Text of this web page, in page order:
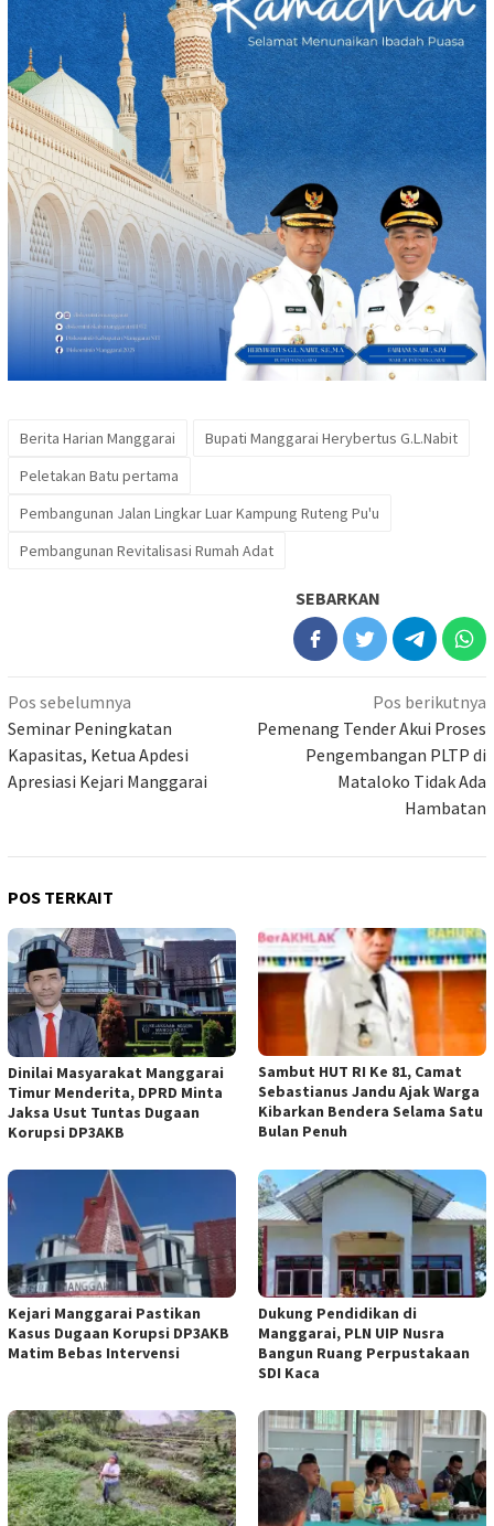
Berita Harian Manggarai
Bupati Manggarai Herybertus G.L.Nabit
Peletakan Batu pertama
Pembangunan Jalan Lingkar Luar Kampung Ruteng Pu'u
Pembangunan Revitalisasi Rumah Adat
SEBARKAN
Navigasi
pos
Pos sebelumnya
Seminar Peningkatan
Kapasitas, Ketua Apdesi
Apresiasi Kejari Manggarai
Pos berikutnya
Pemenang Tender Akui Proses
Pengembangan PLTP di
Mataloko Tidak Ada
Hambatan
POS TERKAIT
Dinilai Masyarakat Manggarai
Timur Menderita, DPRD Minta
Jaksa Usut Tuntas Dugaan
Korupsi DP3AKB
Sambut HUT RI Ke 81, Camat
Sebastianus Jandu Ajak Warga
Kibarkan Bendera Selama Satu
Bulan Penuh
Kejari Manggarai Pastikan
Kasus Dugaan Korupsi DP3AKB
Matim Bebas Intervensi
Dukung Pendidikan di
Manggarai, PLN UIP Nusra
Bangun Ruang Perpustakaan
SDI Kaca